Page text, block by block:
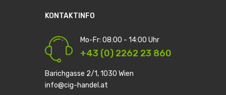
KONTAKTINFO
Mo-Fr: 08:00 - 14:00 Uhr
+43 (0) 2262 23 860
Barichgasse 2/1, 1030 Wien
info@cig-handel.at